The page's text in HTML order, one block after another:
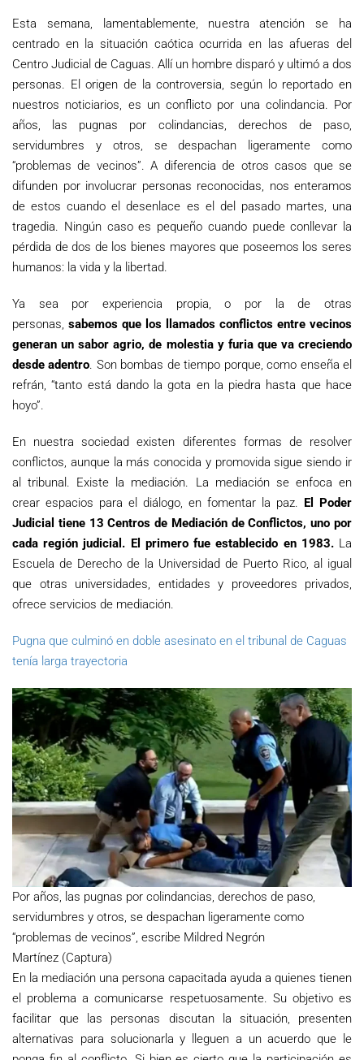
Esta semana, lamentablemente, nuestra atención se ha
centrado en la situación caótica ocurrida en las afueras del
Centro Judicial de Caguas. Allí un hombre disparó y ultimó a dos
personas. El origen de la controversia, según lo reportado en
nuestros noticiarios, es un conflicto por una colindancia. Por
años, las pugnas por colindancias, derechos de paso,
servidumbres y otros, se despachan ligeramente como
“problemas de vecinos”. A diferencia de otros casos que se
difunden por involucrar personas reconocidas, nos enteramos
de estos cuando el desenlace es el del pasado martes, una
tragedia. Ningún caso es pequeño cuando puede conllevar la
pérdida de dos de los bienes mayores que poseemos los seres
humanos: la vida y la libertad.
Ya sea por experiencia propia, o por la de otras
personas, sabemos que los llamados conflictos entre vecinos
generan un sabor agrio, de molestia y furia que va creciendo
desde adentro. Son bombas de tiempo porque, como enseña el
refrán, “tanto está dando la gota en la piedra hasta que hace
hoyo”.
En nuestra sociedad existen diferentes formas de resolver
conflictos, aunque la más conocida y promovida sigue siendo ir
al tribunal. Existe la mediación. La mediación se enfoca en
crear espacios para el diálogo, en fomentar la paz. El Poder
Judicial tiene 13 Centros de Mediación de Conflictos, uno por
cada región judicial. El primero fue establecido en 1983. La
Escuela de Derecho de la Universidad de Puerto Rico, al igual
que otras universidades, entidades y proveedores privados,
ofrece servicios de mediación.
Pugna que culminó en doble asesinato en el tribunal de Caguas
tenía larga trayectoria
Por años, las pugnas por colindancias, derechos de paso,
servidumbres y otros, se despachan ligeramente como
“problemas de vecinos”, escribe Mildred Negrón
Martínez (Captura)
En la mediación una persona capacitada ayuda a quienes tienen
el problema a comunicarse respetuosamente. Su objetivo es
facilitar que las personas discutan la situación, presenten
alternativas para solucionarla y lleguen a un acuerdo que le